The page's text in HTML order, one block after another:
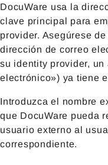
DocuWare usa la
clave principal para
provider. Asegúrese
dirección de correo
su identity provider,
electrónico») ya tiene
Introduzca el nombre
que DocuWare pueda
usuario externo al
correspondiente.